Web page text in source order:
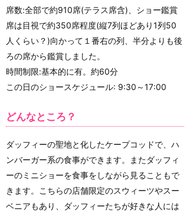
席数:全部で約910席(テラス席含)、ショー鑑賞
席は目視で約350席程度(縦7列ほどあり1列50
人くらい？)向かって１番右の列、半分よりも後
ろの席から鑑賞しました。
時間制限:基本的に有。約60分
この日のショースケジュール: 9:30～17:00
どんなところ？
ダッフィーの聖地と化したケープコッドで、ハ
ンバーガー系の食事ができます。またダッフィ
ーのミニショーを食事をしながら見ることもで
きます。こちらの店舗限定のスウィーツやスー
ベニアもあり、ダッフィーたちが好きな人には